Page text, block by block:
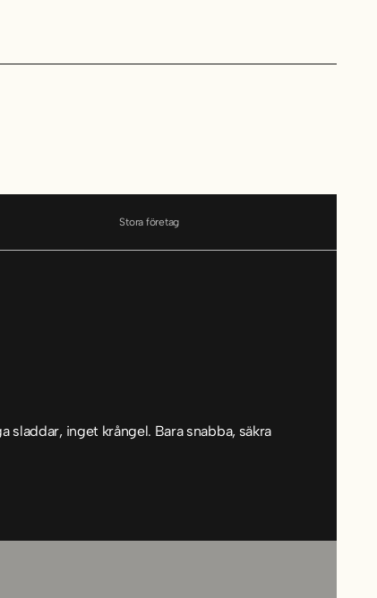
Stora företag
inget krångel. Bara snabba, säkra